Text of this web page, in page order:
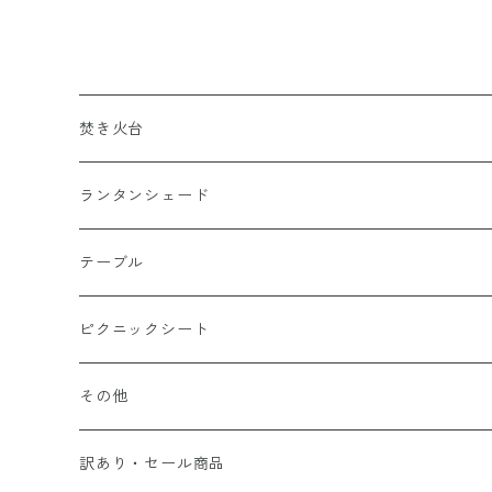
焚き火台
ランタンシェード
テーブル
ピクニックシート
その他
コーヒードリッパー
訳あり・セール商品